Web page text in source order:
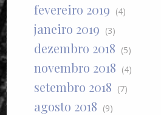
fevereiro 2019 (4)
janeiro 2019 (3)
dezembro 2018 (5)
novembro 2018 (4)
setembro 2018 (7)
agosto 2018 (9)